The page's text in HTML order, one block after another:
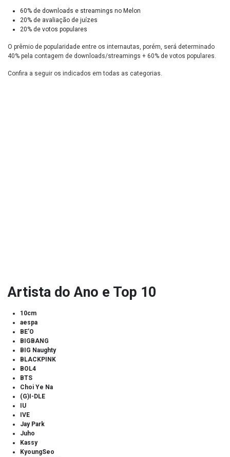
60% de downloads e streamings no Melon
20% de avaliação de juízes
20% de votos populares
O prêmio de popularidade entre os internautas, porém, será determinado
40% pela contagem de downloads/streamings + 60% de votos populares.
Confira a seguir os indicados em todas as categorias.
Artista do Ano e Top 10
10cm
aespa
BE’O
BIGBANG
BIG Naughty
BLACKPINK
BOL4
BTS
Choi Ye Na
(G)I-DLE
IU
IVE
Jay Park
Juho
Kassy
KyoungSeo